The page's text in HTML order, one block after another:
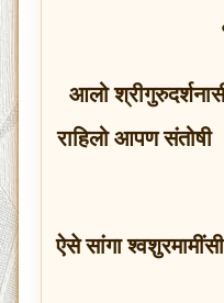
आलो
राहिलो आपण संतोषी
ऐसे सांगा